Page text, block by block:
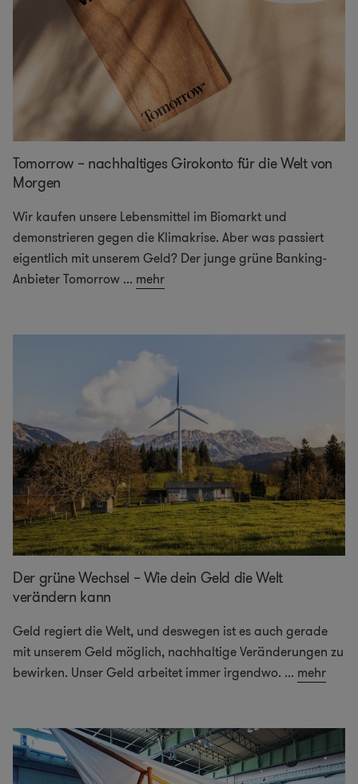
Tomorrow – nachhaltiges Girokonto für die Welt von
Morgen
Wir kaufen unsere Lebensmittel im Biomarkt und
demonstrieren gegen die Klimakrise. Aber was passiert
eigentlich mit unserem Geld? Der junge grüne Banking-
Anbieter Tomorrow ... mehr
Der grüne Wechsel – Wie dein Geld die Welt
verändern kann
Geld regiert die Welt, und deswegen ist es auch gerade
mit unserem Geld möglich, nachhaltige Veränderungen zu
bewirken. Unser Geld arbeitet immer irgendwo. ... mehr